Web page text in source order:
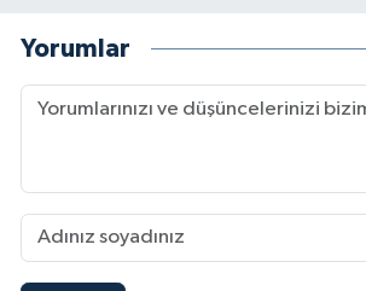
Yorumlar